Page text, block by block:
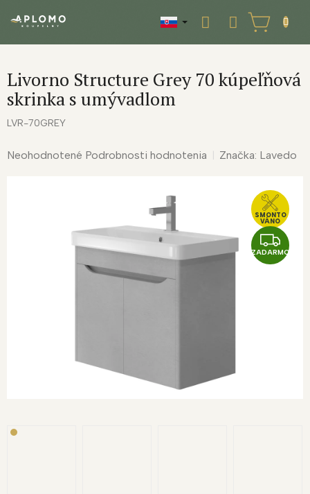
NÁKUPNÝ
KOŠÍK
Livorno Structure Grey 70 kúpeľňová
skrinka s umývadlom
LVR-70GREY
Priemerné
Neohodnotené Podrobnosti hodnotenia Značka: Lavedo
Z
A
ZADARMO
SMONTO
VÁNO